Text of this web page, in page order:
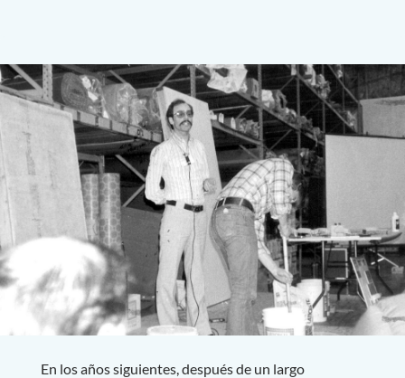
En los años siguientes, después de un largo